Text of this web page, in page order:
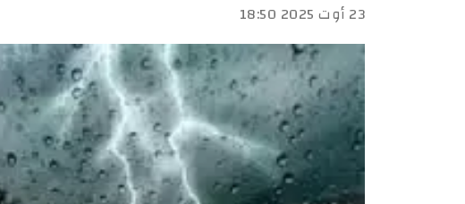
23 أوت 2025 18:50